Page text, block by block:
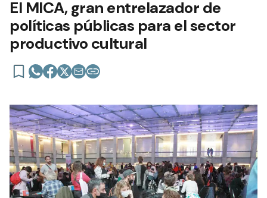
El MICA, gran entrelazador de
políticas públicas para el sector
productivo cultural